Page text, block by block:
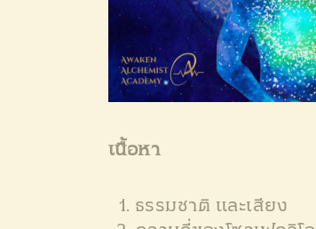
เนื้อหา
ธรรมชาติ และเสียง